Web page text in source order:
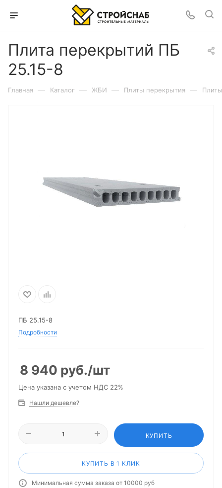
Плита перекрытий ПБ
25.15-8
Главная — Каталог — ЖБИ — Плиты перекрытия —
ПБ 25.15-8
Подробности
8 940 руб./шт
Цена указана с учетом НДС 22%
Нашли дешевле?
КУПИТЬ
КУПИТЬ В 1 КЛИК
Минимальная сумма заказа от 10000 руб